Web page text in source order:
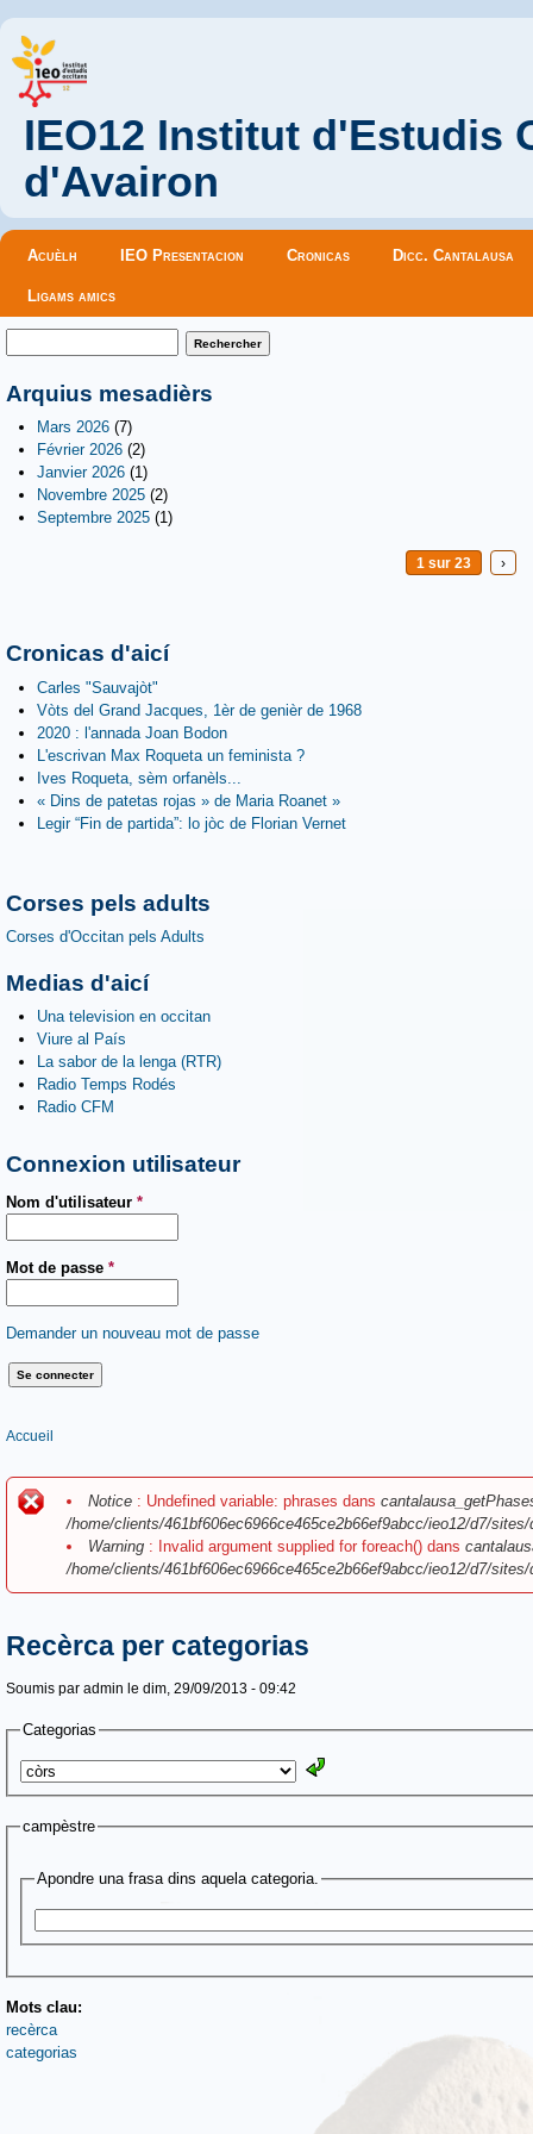
IEO12 Institut d'Estudis
d'Avairon
Menu principal
Acuèlh IEO Presentacion Cronicas Dicc. Cantalausa
Ligams amics
Formulaire de recherche
Arquius mesadièrs
Mars 2026 (7)
Février 2026 (2)
Janvier 2026 (1)
Novembre 2025 (2)
Septembre 2025 (1)
1 sur 23 ›
Cronicas d'aicí
Carles "Sauvajòt"
Vòts del Grand Jacques, 1èr de genièr de 1968
2020 : l'annada Joan Bodon
L'escrivan Max Roqueta un feminista ?
Ives Roqueta, sèm orfanèls...
« Dins de patetas rojas » de Maria Roanet »
Legir “Fin de partida”: lo jòc de Florian Vernet
Corses pels adults
Corses d'Occitan pels Adults
Medias d'aicí
Una television en occitan
Viure al País
La sabor de la lenga (RTR)
Radio Temps Rodés
Radio CFM
Connexion utilisateur
Nom d'utilisateur *
Mot de passe *
Demander un nouveau mot de passe
Vous êtes ici
Accueil
Message d'erreur
Notice : Undefined variable: phrases dans
/home/clients/461bf606ec6966ce465ce2b66ef9abcc/ieo12/d7/
Warning : Invalid argument supplied for foreach() dans
/home/clients/461bf606ec6966ce465ce2b66ef9abcc/ieo12/d7/
Recèrca per categorias
Soumis par admin le dim, 29/09/2013 - 09:42
Categorias
campèstre
Apondre una frasa dins aquela categoria.
Mots clau:
recèrca
categorias